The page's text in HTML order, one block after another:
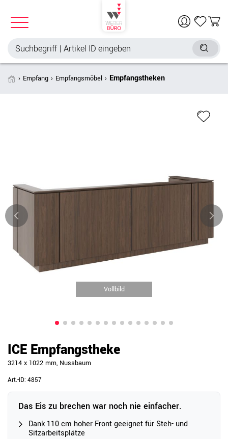
Empfang Empfangsmöbel Empfangstheken
Vollbild
ICE Empfangstheke
3214 x 1022 mm, Nussbaum
Art.-ID: 4857
Das Eis zu brechen war noch nie einfacher.
Dank 110 cm hoher Front geeignet für Steh- und
Sitzarbeitsplätze